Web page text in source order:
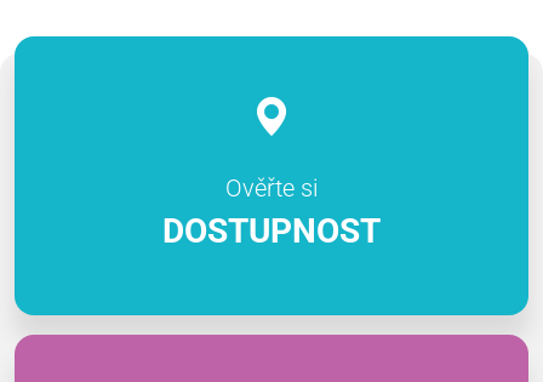
Ověřte si
DOSTUPNOST